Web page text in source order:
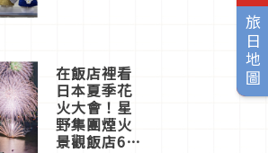
旅日地圖
店3分即達
在飯店裡看
日本夏季花
火大會！星
野集團煙火
景觀飯店6